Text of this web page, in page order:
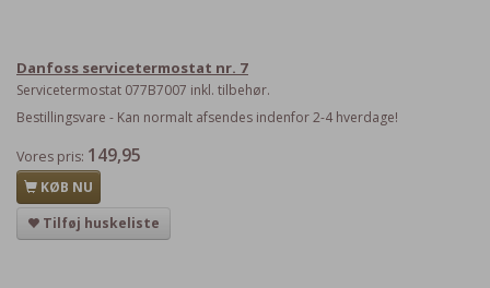
Danfoss servicetermostat nr. 7
Servicetermostat 077B7007 inkl. tilbehør.
Bestillingsvare - Kan normalt afsendes indenfor 2-4 hverdage!
Vores pris: 149,95
KØB NU
Tilføj huskeliste